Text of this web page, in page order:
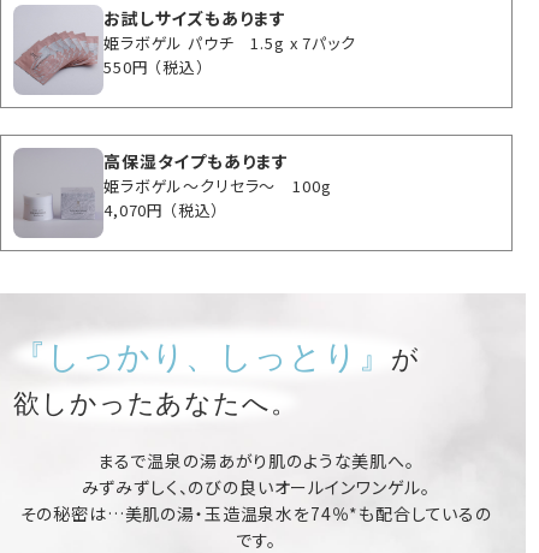
お試しサイズもあります
姫ラボゲル パウチ 1.5g x 7パック
550円 （税込）
高保湿タイプもあります
姫ラボゲル～クリセラ～ 100g
4,070円 （税込）
『しっかり、しっとり』 が
欲しかったあなたへ。
まるで温泉の湯あがり肌のような美肌へ。
みずみずしく、のびの良いオールインワンゲル。
その秘密は…美肌の湯・玉造温泉水を74％*も配合しているの
です。